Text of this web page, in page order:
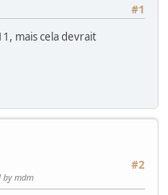
#1
mais cela devrait
#2
by mdm